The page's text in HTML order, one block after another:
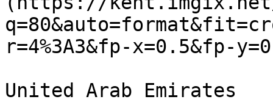
r=4%3A3&fp-x=0.5&fp-
United Arab Emirates